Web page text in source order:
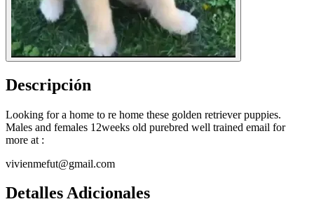
Descripción
Looking for a home to re home these golden retriever puppies.
Males and females 12weeks old purebred well trained email for
more at :
vivienmefut@gmail.com
Detalles Adicionales